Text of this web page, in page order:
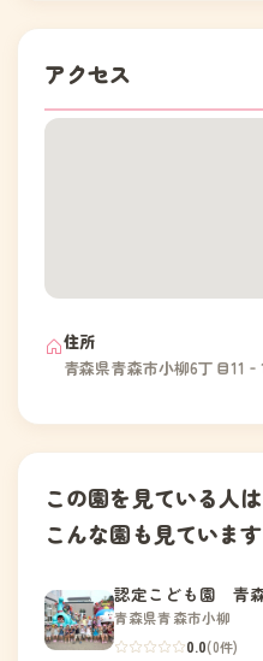
アクセス
住所
青森県青森市小柳6丁目
この園を見ている人は
こんな園も見ています
認定こども園 青
青森県青森市小柳
0.0(0件)